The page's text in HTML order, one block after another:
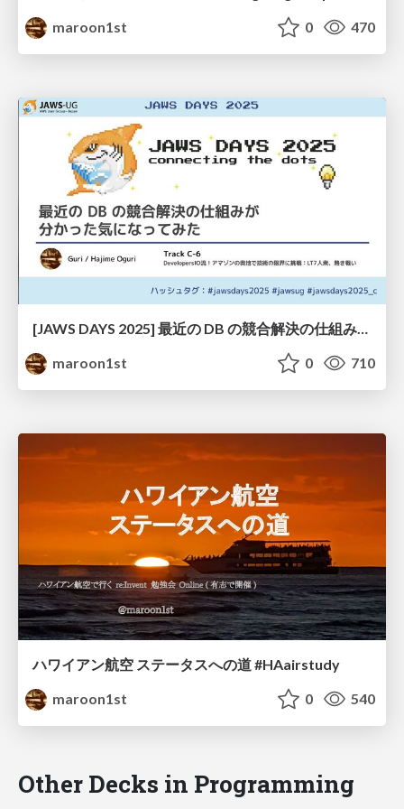
maroon1st
0 470
[JAWS DAYS 2025] 最近の DB の競合解決の仕組みが分かった気になってみた
maroon1st
0 710
ハワイアン航空 ステータスへの道 #HAairstudy
maroon1st
0 540
Other Decks in Programming